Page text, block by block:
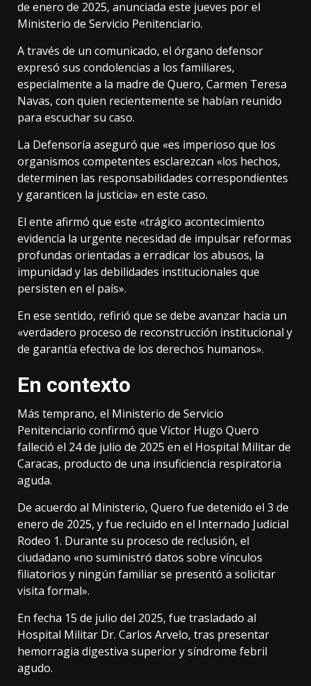
de enero de 2025, anunciada este jueves por el
Ministerio de Servicio Penitenciario.
A través de un comunicado, el órgano defensor
expresó sus condolencias a los familiares,
especialmente a la madre de Quero, Carmen Teresa
Navas, con quien recientemente se habían reunido
para escuchar su caso.
La Defensoría aseguró que «es imperioso que los
organismos competentes esclarezcan «los hechos,
determinen las responsabilidades correspondientes
y garanticen la justicia» en este caso.
El ente afirmó que este «trágico acontecimiento
evidencia la urgente necesidad de impulsar reformas
profundas orientadas a erradicar los abusos, la
impunidad y las debilidades institucionales que
persisten en el país».
En ese sentido, refirió que se debe avanzar hacia un
«verdadero proceso de reconstrucción institucional y
de garantía efectiva de los derechos humanos».
En contexto
Más temprano, el Ministerio de Servicio
Penitenciario confirmó que Víctor Hugo Quero
falleció el 24 de julio de 2025 en el Hospital Militar de
Caracas, producto de una insuficiencia respiratoria
aguda.
De acuerdo al Ministerio, Quero fue detenido el 3 de
enero de 2025, y fue recluido en el Internado Judicial
Rodeo 1. Durante su proceso de reclusión, el
ciudadano «no suministró datos sobre vínculos
filiatorios y ningún familiar se presentó a solicitar
visita formal».
En fecha 15 de julio del 2025, fue trasladado al
Hospital Militar Dr. Carlos Arvelo, tras presentar
hemorragia digestiva superior y síndrome febril
agudo.